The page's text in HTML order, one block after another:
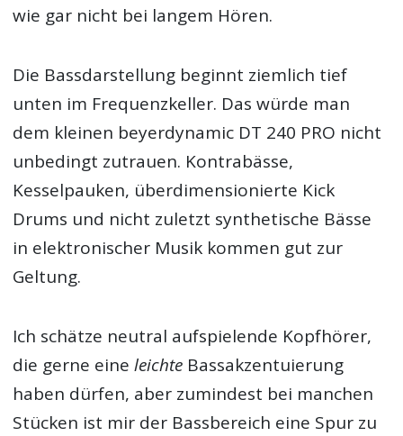
wie gar nicht bei langem Hören.
Die Bassdarstellung beginnt ziemlich tief
unten im Frequenzkeller. Das würde man
dem kleinen beyerdynamic DT 240 PRO nicht
unbedingt zutrauen. Kontrabässe,
Kesselpauken, überdimensionierte Kick
Drums und nicht zuletzt synthetische Bässe
in elektronischer Musik kommen gut zur
Geltung.
Ich schätze neutral aufspielende Kopfhörer,
die gerne eineleichte Bassakzentuierung
haben dürfen, aber zumindest bei manchen
Stücken ist mir der Bassbereich eine Spur zu